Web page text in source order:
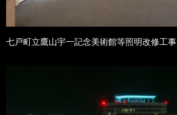
七戸町立鷹山宇一記念美術館等照明改修工事